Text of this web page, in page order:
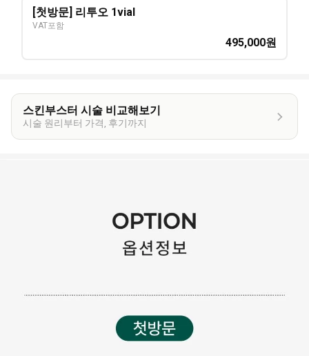
[첫방문] 리투오 1vial
VAT포함
495,000원
스킨부스터 시술 비교해보기
시술 원리부터 가격, 후기까지